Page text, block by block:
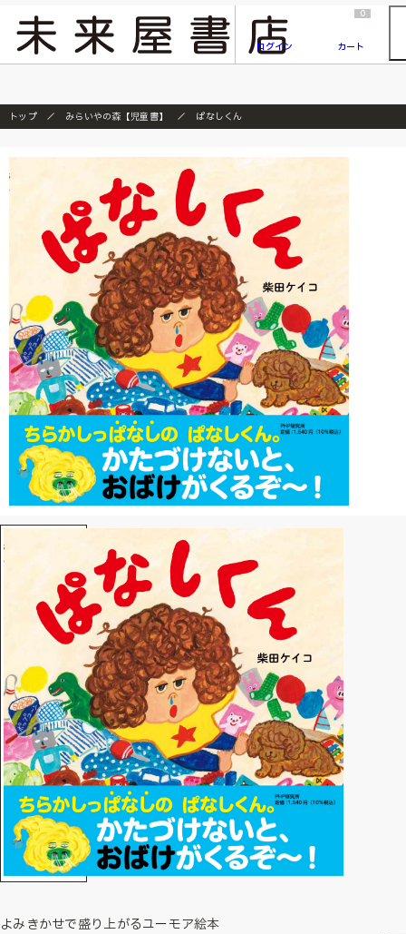
『ONE PIECE magazine 021 ONE PIECEカード付き同梱版』発売延期のご案内
ログイン
0
カート
トップ みらいやの森【児童書】 ぱなしくん
よみきかせで盛り上がるユーモア絵本